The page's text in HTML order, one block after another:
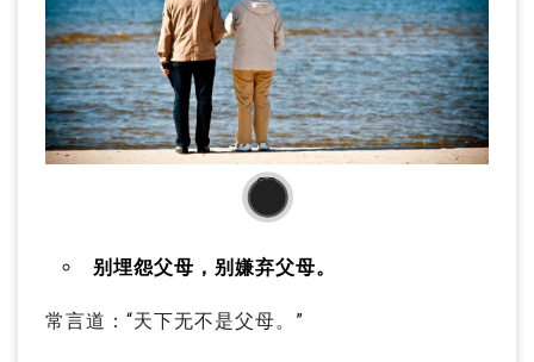
02
别埋怨父母，别嫌弃父母。
常言道：“天下无不是父母。”